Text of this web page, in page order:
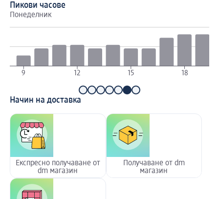
Пикови часове
Понеделник
9 12 15 18
Начин на доставка
Експресно получаване от
dm магазин
Получаване от dm
магазин